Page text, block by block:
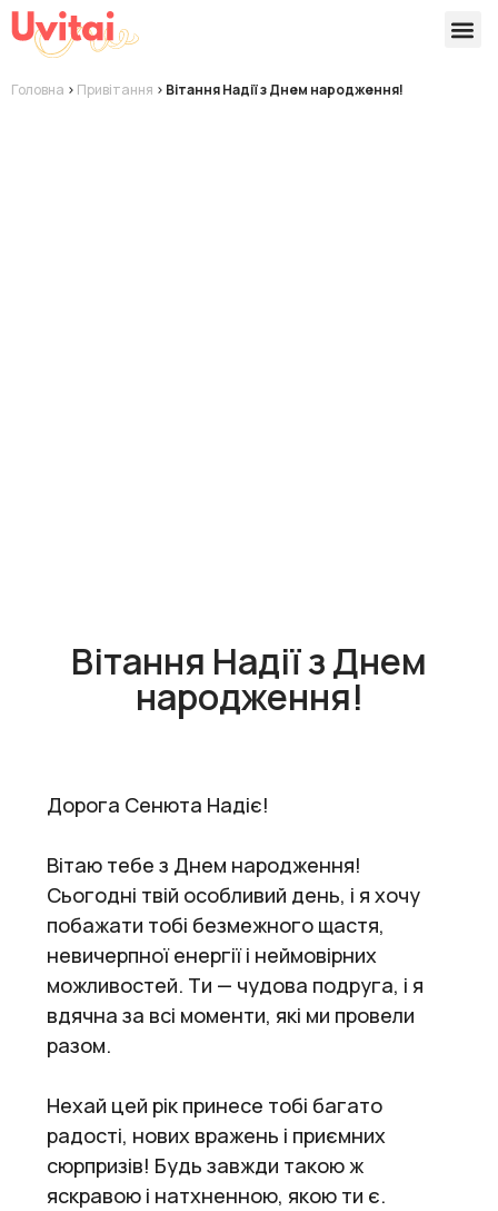
Головна > Привітання > Вітання Надії з Днем народження!
Вітання Надії з Днем
народження!
Дорога Сенюта Надіє!
Вітаю тебе з Днем народження!
Сьогодні твій особливий день, і я хочу
побажати тобі безмежного щастя,
невичерпної енергії і неймовірних
можливостей. Ти — чудова подруга, і я
вдячна за всі моменти, які ми провели
разом.
Нехай цей рік принесе тобі багато
радості, нових вражень і приємних
сюрпризів! Будь завжди такою ж
яскравою і натхненною, якою ти є.